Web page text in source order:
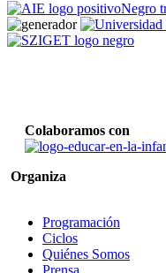
Colaboramos con
Organiza
Programación
Ciclos
Quiénes Somos